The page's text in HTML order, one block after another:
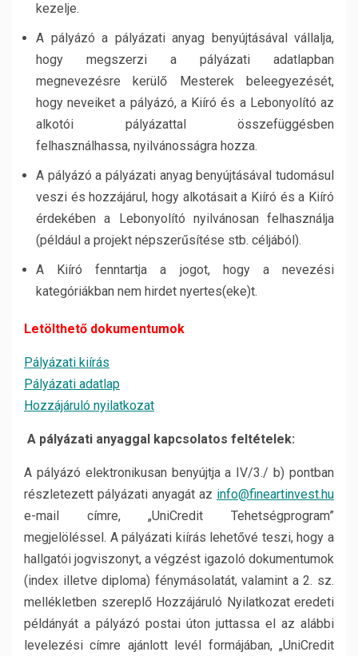
kezelje.
A pályázó a pályázati anyag benyújtásával vállalja,
hogy megszerzi a pályázati adatlapban
megnevezésre kerülő Mesterek beleegyezését,
hogy neveiket a pályázó, a Kiíró és a Lebonyolító az
alkotói pályázattal összefüggésben
felhasználhassa, nyilvánosságra hozza.
A pályázó a pályázati anyag benyújtásával tudomásul
veszi és hozzájárul, hogy alkotásait a Kiíró és a Kiíró
érdekében a Lebonyolító nyilvánosan felhasználja
(például a projekt népszerűsítése stb. céljából).
A Kiíró fenntartja a jogot, hogy a nevezési
kategóriákban nem hirdet nyertes(eke)t.
Letölthető dokumentumok
Pályázati kiírás
Pályázati adatlap
Hozzájáruló nyilatkozat
A pályázati anyaggal kapcsolatos feltételek:
A pályázó elektronikusan benyújtja a IV/3./ b) pontban
részletezett pályázati anyagát az info@fineartinvest.hu
e-mail címre, „UniCredit Tehetségprogram”
megjelöléssel. A pályázati kiírás lehetővé teszi, hogy a
hallgatói jogviszonyt, a végzést igazoló dokumentumok
(index illetve diploma) fénymásolatát, valamint a 2. sz.
mellékletben szereplő Hozzájáruló Nyilatkozat eredeti
példányát a pályázó postai úton juttassa el az alábbi
levelezési címre ajánlott levél formájában, „UniCredit